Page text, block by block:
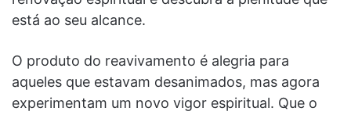
está ao seu alcance.
O produto do reavivamento é alegria para
aqueles que estavam desanimados, mas agora
experimentam um novo vigor espiritual. Que o